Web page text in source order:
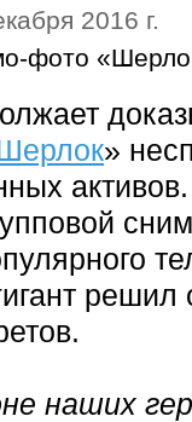
2016 г.
фото
»
наших